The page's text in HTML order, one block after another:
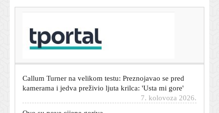
Astronomi dobili jedinstvenu priliku: Gledali smrt
ogromne zvijezde od početka do kraja
kamerama i jedva preživio ljuta krilca: 'Usta mi gore'
7. kolovoza 2026.